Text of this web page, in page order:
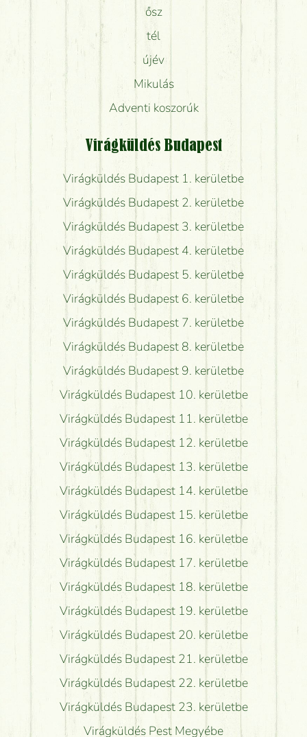
ősz
tél
újév
Mikulás
Adventi koszorúk
Virágküldés Budapest
Virágküldés Budapest 1. kerületbe
Virágküldés Budapest 2. kerületbe
Virágküldés Budapest 3. kerületbe
Virágküldés Budapest 4. kerületbe
Virágküldés Budapest 5. kerületbe
Virágküldés Budapest 6. kerületbe
Virágküldés Budapest 7. kerületbe
Virágküldés Budapest 8. kerületbe
Virágküldés Budapest 9. kerületbe
Virágküldés Budapest 10. kerületbe
Virágküldés Budapest 11. kerületbe
Virágküldés Budapest 12. kerületbe
Virágküldés Budapest 13. kerületbe
Virágküldés Budapest 14. kerületbe
Virágküldés Budapest 15. kerületbe
Virágküldés Budapest 16. kerületbe
Virágküldés Budapest 17. kerületbe
Virágküldés Budapest 18. kerületbe
Virágküldés Budapest 19. kerületbe
Virágküldés Budapest 20. kerületbe
Virágküldés Budapest 21. kerületbe
Virágküldés Budapest 22. kerületbe
Virágküldés Budapest 23. kerületbe
Virágküldés Pest Megyébe